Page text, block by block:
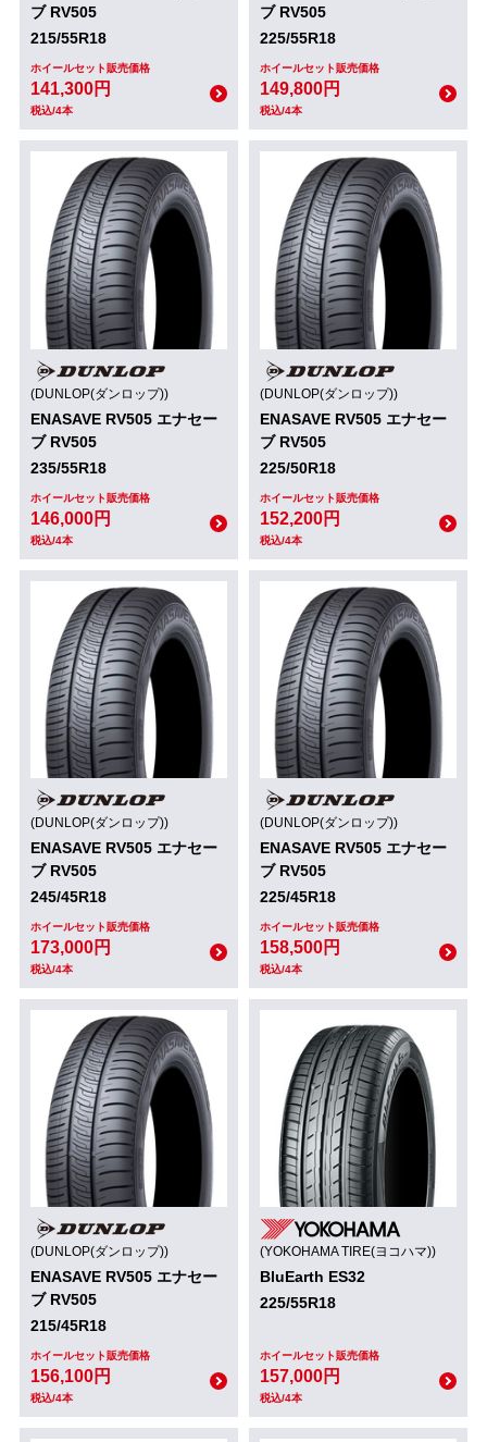
ブ RV505
215/55R18
ホイールセット販売価格
141,300円
税込/4本
ブ RV505
225/55R18
ホイールセット販売価格
149,800円
税込/4本
(DUNLOP(ダンロップ))
ENASAVE RV505 エナセー
ブ RV505
235/55R18
ホイールセット販売価格
146,000円
税込/4本
(DUNLOP(ダンロップ))
ENASAVE RV505 エナセー
ブ RV505
225/50R18
ホイールセット販売価格
152,200円
税込/4本
(DUNLOP(ダンロップ))
ENASAVE RV505 エナセー
ブ RV505
245/45R18
ホイールセット販売価格
173,000円
税込/4本
(DUNLOP(ダンロップ))
ENASAVE RV505 エナセー
ブ RV505
225/45R18
ホイールセット販売価格
158,500円
税込/4本
(DUNLOP(ダンロップ))
ENASAVE RV505 エナセー
ブ RV505
215/45R18
ホイールセット販売価格
156,100円
税込/4本
(YOKOHAMA TIRE(ヨコハマ))
BluEarth ES32
225/55R18
ホイールセット販売価格
157,000円
税込/4本